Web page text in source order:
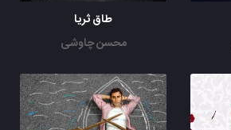
طاق ثریا
محسن چاوشی